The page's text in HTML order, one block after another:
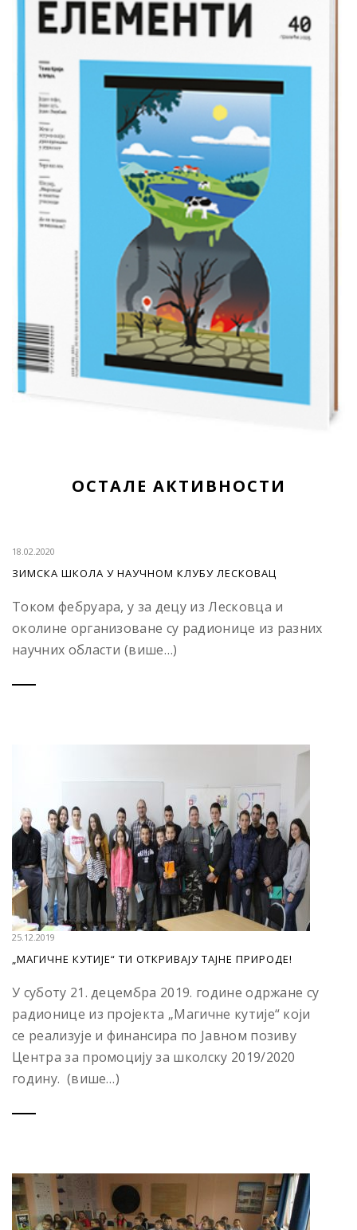
ОСТАЛЕ АКТИВНОСТИ
18.02.2020
ЗИМСКА ШКОЛА У НАУЧНОМ КЛУБУ ЛЕСКОВАЦ
Током фебруара, у за децу из Лесковца и
околине организоване су радионице из разних
научних области (више…)
25.12.2019
„МАГИЧНЕ КУТИЈЕ“ ТИ ОТКРИВАЈУ ТАЈНЕ ПРИРОДЕ!
У суботу 21. децембра 2019. године одржане су
радионице из пројекта „Магичне кутије“ који
се реализује и финансира по Јавном позиву
Центра за промоцију за школску 2019/2020
годину. (више…)